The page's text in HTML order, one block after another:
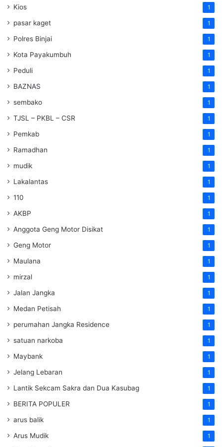
Kios 1
pasar kaget 1
Polres Binjai 1
Kota Payakumbuh 1
Peduli 1
BAZNAS 1
sembako 1
TJSL – PKBL – CSR 1
Pemkab 1
Ramadhan 1
mudik 1
Lakalantas 1
110 1
AKBP 1
Anggota Geng Motor Disikat 1
Geng Motor 1
Maulana 1
mirzal 1
Jalan Jangka 1
Medan Petisah 1
perumahan Jangka Residence 1
satuan narkoba 1
Maybank 1
Jelang Lebaran 1
Lantik Sekcam Sakra dan Dua Kasubag 1
BERITA POPULER 1
arus balik 1
Arus Mudik 1